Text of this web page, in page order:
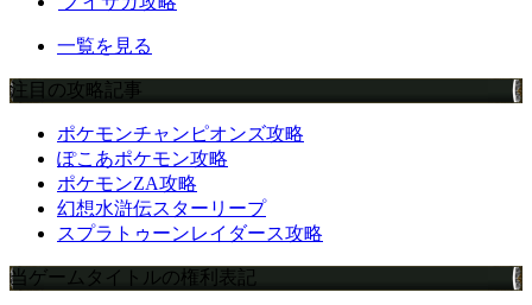
一覧を見る
注目の攻略記事
ポケモンチャンピオンズ攻略
ぽこあポケモン攻略
ポケモンZA攻略
幻想水滸伝スターリープ
スプラトゥーンレイダース攻略
当ゲームタイトルの権利表記